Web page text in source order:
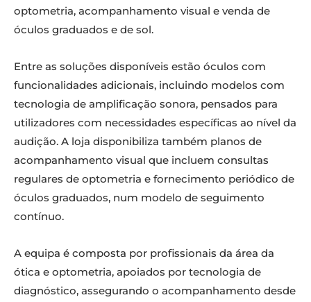
optometria, acompanhamento visual e venda de
óculos graduados e de sol.
Entre as soluções disponíveis estão óculos com
funcionalidades adicionais, incluindo modelos com
tecnologia de amplificação sonora, pensados para
utilizadores com necessidades específicas ao nível da
audição. A loja disponibiliza também planos de
acompanhamento visual que incluem consultas
regulares de optometria e fornecimento periódico de
óculos graduados, num modelo de seguimento
contínuo.
A equipa é composta por profissionais da área da
ótica e optometria, apoiados por tecnologia de
diagnóstico, assegurando o acompanhamento desde